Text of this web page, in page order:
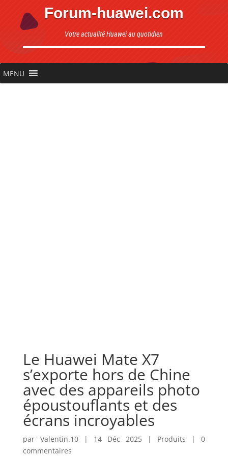
Forum-huawei.com
Votre actualité Huawei au quotidien
MENU
Le Huawei Mate X7
s’exporte hors de Chine
avec des appareils photo
époustouflants et des
écrans incroyables
par Valentin.10| 14 Déc 2025 | Produits |0
commentaires